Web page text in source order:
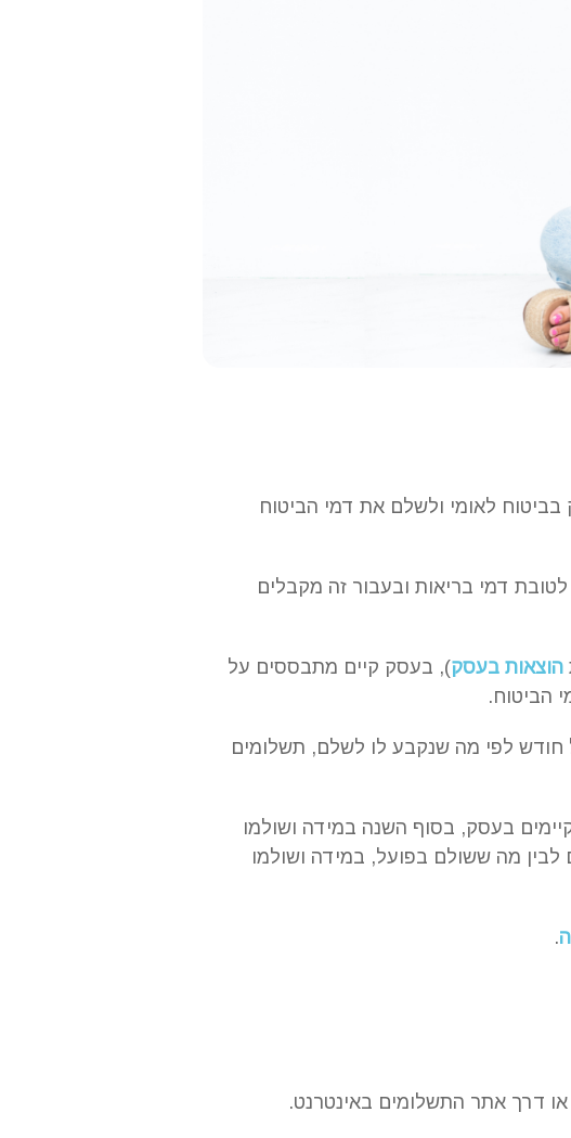
לאומי ולשלם את דמי הביטוח
דמי בריאות ובעבור זה מקבלים
הוצאות בעסק), בעסק קיים מתבססים על
הביטוח.
חודש לפי מה שנקבע לו לשלם, תשלומים
בעסק, בסוף השנה במידה ושולמו
מה ששולם בפועל, במידה ושולמו
.
דרך אתר התשלומים באינטרנט.